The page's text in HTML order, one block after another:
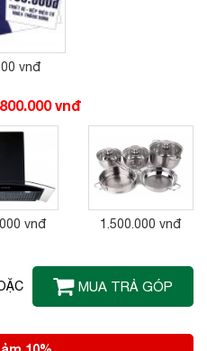
vnđ
vnđ
vnđ 1.500.000 vnđ
MUA TRẢ GÓP